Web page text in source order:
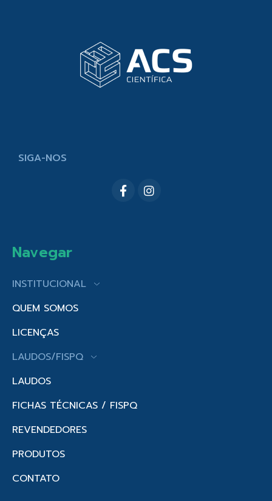
SIGA-NOS
Navegar
INSTITUCIONAL
QUEM SOMOS
LICENÇAS
LAUDOS/FISPQ
LAUDOS
FICHAS TÉCNICAS / FISPQ
REVENDEDORES
PRODUTOS
CONTATO